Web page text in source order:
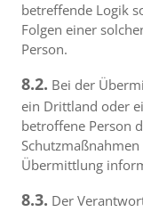
betreffende Logik
Folgen einer
Person.
8.2. Bei der
ein Drittland oder
betroffene Person
Übermittlung
8.3. Der